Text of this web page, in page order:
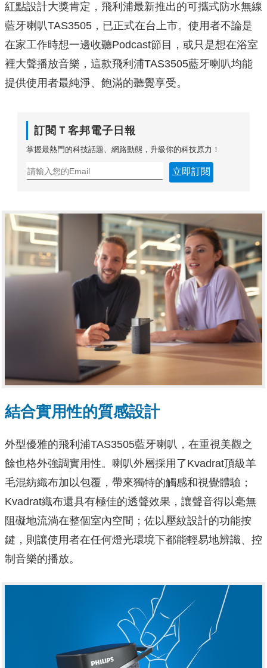
紅點設計大獎肯定，飛利浦最新推出的可攜式防水無線
藍牙喇叭TAS3505，已正式在台上市。使用者不論是
在家工作時想一邊收聽Podcast節目，或只是想在浴室
裡大聲播放音樂，這款飛利浦TAS3505藍牙喇叭均能
提供使用者最純淨、飽滿的聽覺享受。
訂閱Ｔ客邦電子日報
掌握最熱門的科技話題、網路動態，升級你的科技原力！
立即訂閱
結合實用性的質感設計
外型優雅的飛利浦TAS3505藍牙喇叭，在重視美觀之
餘也格外強調實用性。喇叭外層採用了Kvadrat頂級羊
毛混紡織布加以包覆，帶來獨特的觸感和視覺體驗；
Kvadrat織布還具有極佳的透聲效果，讓聲音得以毫無
阻礙地流淌在整個室內空間；佐以壓紋設計的功能按
鍵，則讓使用者在任何燈光環境下都能輕易地辨識、控
制音樂的播放。